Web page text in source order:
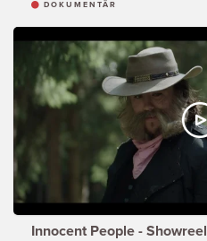
DOKUMENTÄR
Innocent People - Showreel